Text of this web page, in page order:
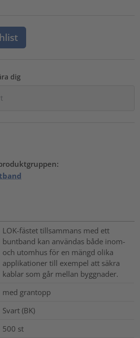
dig
LOK-fästet tillsammans med ett
buntband kan användas både inom-
och utomhus för en mängd olika
applikationer till exempel att säkra
kablar som går mellan byggnader.
med grantopp
Svart (BK)
500 st